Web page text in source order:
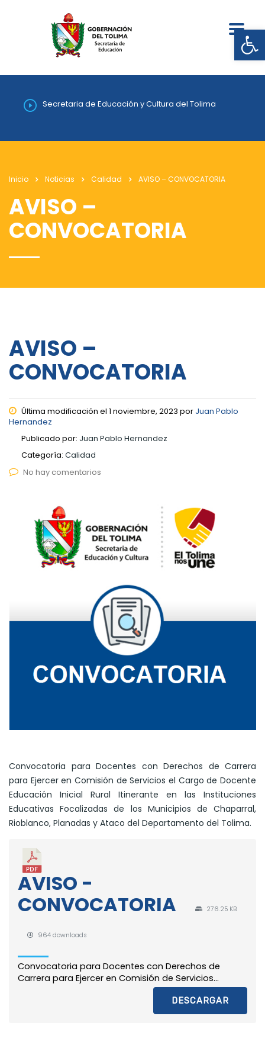
Secretaria de Educación y Cultura del Tolima
Inicio Noticias Calidad AVISO – CONVOCATORIA
AVISO –
CONVOCATORIA
AVISO –
CONVOCATORIA
Última modificación el 1 noviembre, 2023 por Juan Pablo
Hernandez
Publicado por: Juan Pablo Hernandez
Categoría: Calidad
No hay comentarios
Convocatoria para Docentes con Derechos de Carrera
para Ejercer en Comisión de Servicios el Cargo de Docente
Educación Inicial Rural Itinerante en las Instituciones
Educativas Focalizadas de los Municipios de Chaparral,
Rioblanco, Planadas y Ataco del Departamento del Tolima.
AVISO -
CONVOCATORIA
276.25 KB
964 downloads
Convocatoria para Docentes con Derechos de
Carrera para Ejercer en Comisión de Servicios...
DESCARGAR